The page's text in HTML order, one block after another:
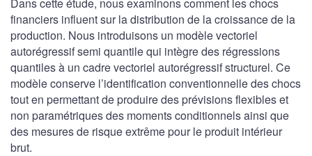
financiers influent sur la distribution de la croissance de la
production. Nous introduisons un modèle vectoriel
autorégressif semi quantile qui intègre des régressions
quantiles à un cadre vectoriel autorégressif structurel. Ce
modèle conserve l’identification conventionnelle des chocs
tout en permettant de produire des prévisions flexibles et
non paramétriques des moments conditionnels ainsi que
des mesures de risque extrême pour le produit intérieur
brut.